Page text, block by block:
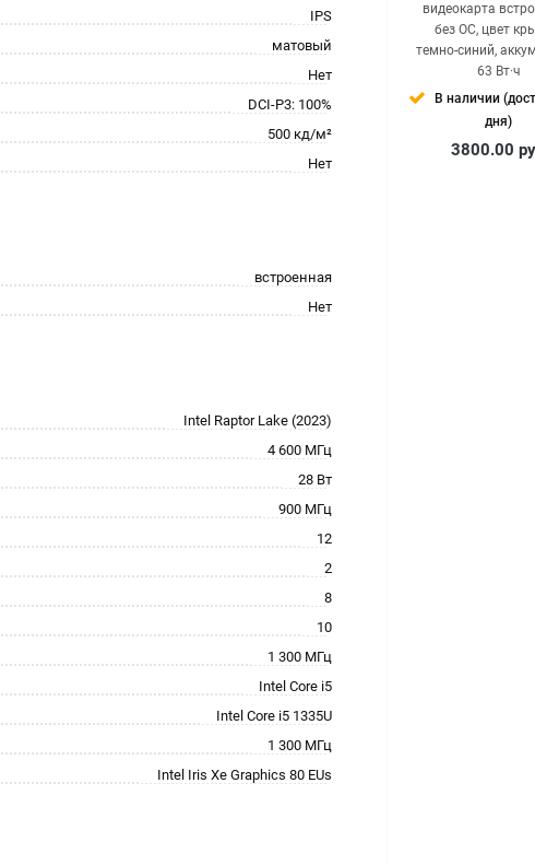
IPS
матовый
Нет
DCI-P3: 100%
500 кд/м²
Нет
встроенная
Нет
Intel Raptor Lake (2023)
4 600 МГц
28 Вт
900 МГц
12
2
8
10
1 300 МГц
Intel Core i5
Intel Core i5 1335U
1 300 МГц
Intel Iris Xe Graphics 80 EUs
видеокарта
без ОС, цвет
темно-синий,
63 Вт·ч
В наличии
дня)
3800.00